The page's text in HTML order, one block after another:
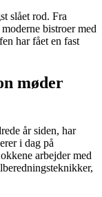
slået rod. Fra
bistroer med
har fået en fast
møder
år siden, har
i dag på
arbejder med